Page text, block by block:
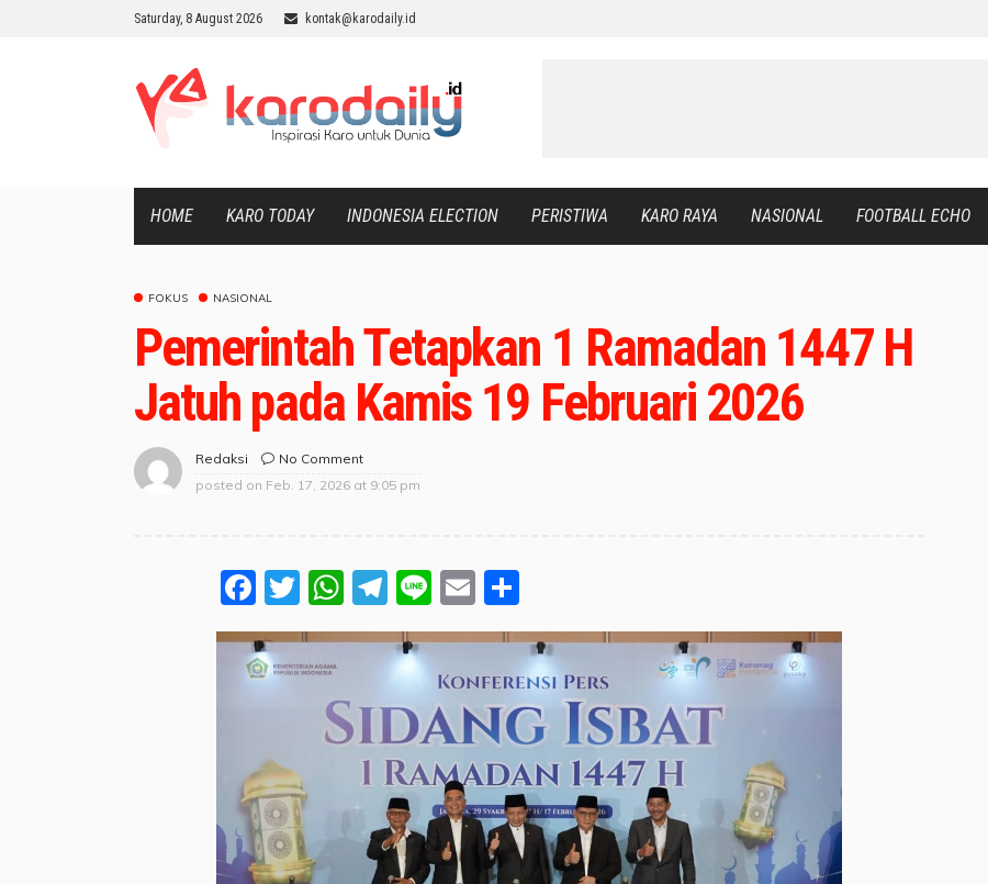
Saturday, 8 August 2026 kontak@karodaily.id
HOME KARO TODAY INDONESIA ELECTION PERISTIWA KARO RAYA NASIONAL FOOTBALL ECHO
FOKUS NASIONAL
Pemerintah Tetapkan 1 Ramadan 1447 H
Jatuh pada Kamis 19 Februari 2026
Redaksi
No Comment
posted on Feb. 17, 2026 at 9:05 pm
Facebook
Twitter
WhatsApp
Telegram
LineEmail